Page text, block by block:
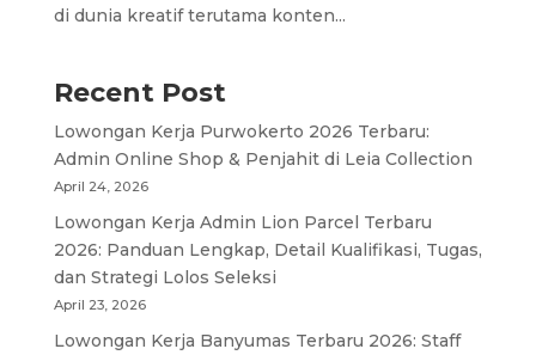
di dunia kreatif terutama konten...
Recent Post
Lowongan Kerja Purwokerto 2026 Terbaru:
Admin Online Shop & Penjahit di Leia Collection
April 24, 2026
Lowongan Kerja Admin Lion Parcel Terbaru
2026: Panduan Lengkap, Detail Kualifikasi, Tugas,
dan Strategi Lolos Seleksi
April 23, 2026
Lowongan Kerja Banyumas Terbaru 2026: Staff